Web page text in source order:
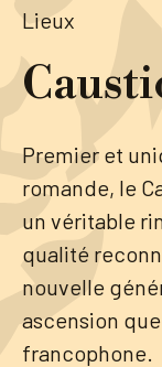
Mairie
Vie pratique
Actualités
Agenda
Lieux
Tourisme
Lieux
Premier et
romande, le
un véritable
qualité
nouvelle
ascension
francophone.